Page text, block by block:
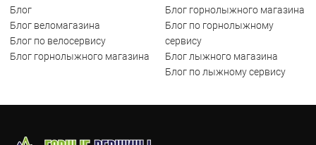
Блог
Блог веломагазина
Блог по велосервису
Блог горнолыжного магазина
Блог горнолыжного магазина
Блог по горнолыжному
сервису
Блог лыжного магазина
Блог по лыжному сервису